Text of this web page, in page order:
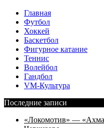
Главная
Футбол
Хоккей
Баскетбол
Фигурное катание
Теннис
Волейбол
Гандбол
VM-Культура
Последние записи
«Локомотив» —